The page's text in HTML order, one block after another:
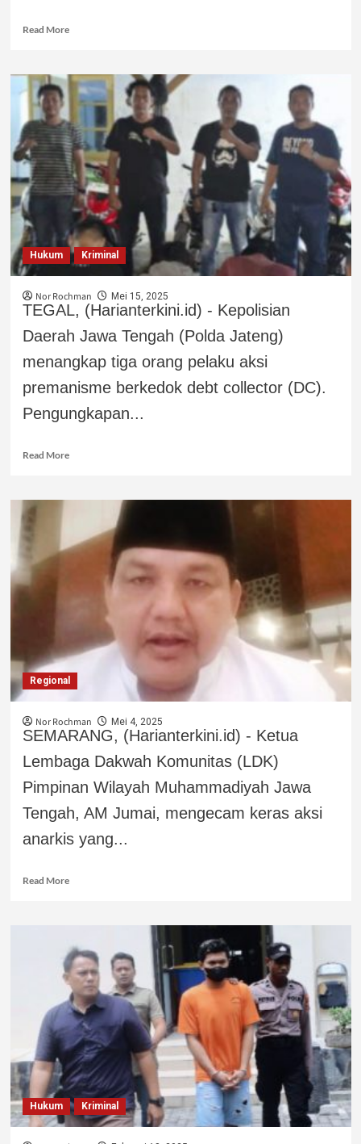
Read More
Hukum Kriminal
Nor Rochman Mei 15, 2025
TEGAL, (Harianterkini.id) - Kepolisian
Daerah Jawa Tengah (Polda Jateng)
menangkap tiga orang pelaku aksi
premanisme berkedok debt collector (DC).
Pengungkapan...
Read More
Regional
Nor Rochman Mei 4, 2025
SEMARANG, (Harianterkini.id) - Ketua
Lembaga Dakwah Komunitas (LDK)
Pimpinan Wilayah Muhammadiyah Jawa
Tengah, AM Jumai, mengecam keras aksi
anarkis yang...
Read More
Hukum Kriminal